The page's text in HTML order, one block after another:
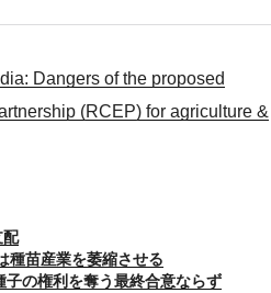
Dangers of the proposed
(RCEP) for agriculture &
配
種苗産業を萎縮させる
の権利を奪う最終合意ならず